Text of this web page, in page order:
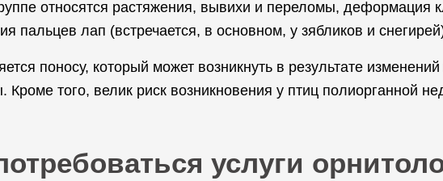
относятся растяжения, вывихи и переломы, деформация
пальцев лап (встречается, в основном, у зябликов и
поносу, который может возникнуть в результате
того, велик риск возникновения у птиц полиорганной
услуги